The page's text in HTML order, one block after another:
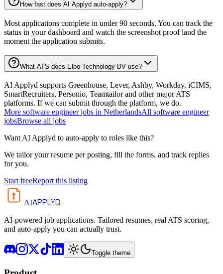
How fast does AI Applyd auto-apply?
Most applications complete in under 90 seconds. You can track the
status in your dashboard and watch the screenshot proof land the
moment the application submits.
What ATS does Elbo Technology BV use?
AI Applyd supports Greenhouse, Lever, Ashby, Workday, iCIMS,
SmartRecruiters, Personio, Teamtailor and other major ATS
platforms. If we can submit through the platform, we do.
More software engineer jobs in NetherlandsAll software engineer
jobsBrowse all jobs
Want AI Applyd to auto-apply to roles like this?
We tailor your resume per posting, fill the forms, and track replies
for you.
Start freeReport this listing
AIAPPLYD
AI-powered job applications. Tailored resumes, real ATS scoring,
and auto-apply you can actually trust.
Toggle theme